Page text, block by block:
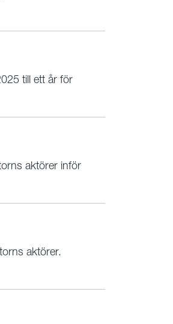
till ett år för
aktörer inför
aktörer.